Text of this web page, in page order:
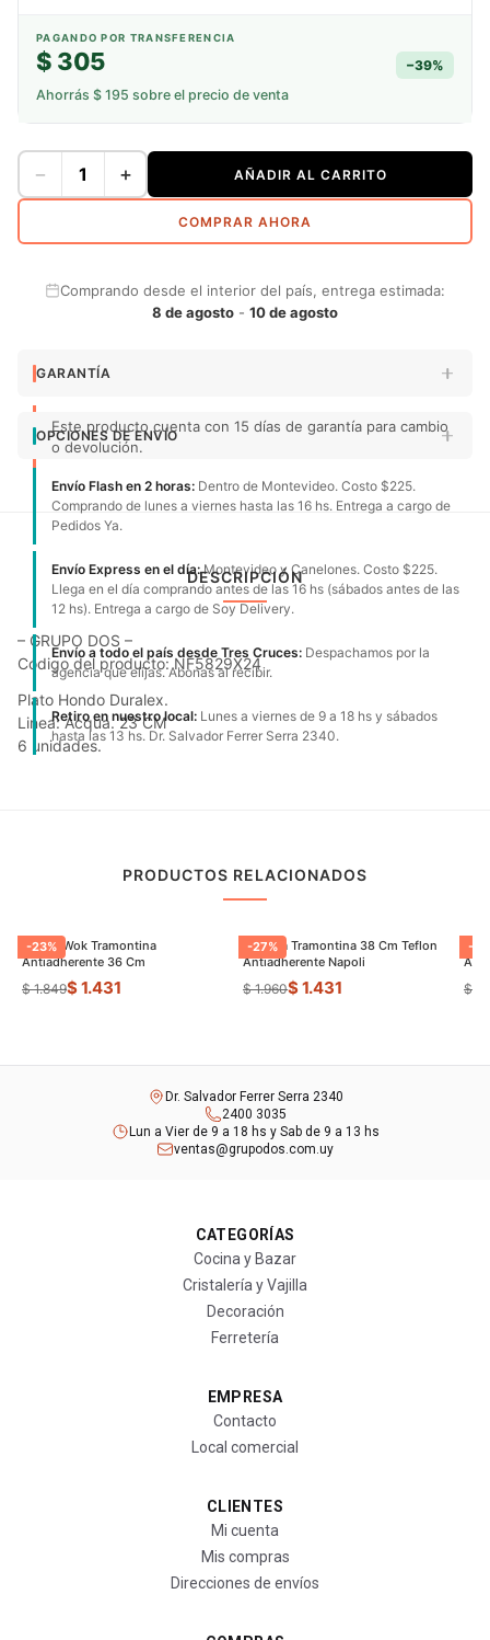
PAGANDO POR TRANSFERENCIA
$ 305 −39%
Ahorrás $ 195 sobre el precio de venta
− + AÑADIR AL CARRITO
COMPRAR AHORA
Comprando desde el interior del país, entrega estimada:
8 de agosto - 10 de agosto
GARANTÍA
Este producto cuenta con 15 días de garantía para cambio
o devolución.
OPCIONES DE ENVÍO
Envío Flash en 2 horas: Dentro de Montevideo. Costo $225.
Comprando de lunes a viernes hasta las 16 hs. Entrega a cargo de
Pedidos Ya.
Envío Express en el día:Montevideo y Canelones. Costo $225.
Llega en el día comprando antes de las 16 hs (sábados antes de las
12 hs). Entrega a cargo de Soy Delivery.
Envío a todo el país desde Tres Cruces: Despachamos por la
agencia que elijas. Abonas al recibir.
Retiro en nuestro local: Lunes a viernes de 9 a 18 hs y sábados
hasta las 13 hs. Dr. Salvador Ferrer Serra 2340.
DESCRIPCIÓN
– GRUPO DOS –
Código del producto: NF5829X24
Plato Hondo Duralex.
Linea: Acqua. 23 CM
6 unidades.
PRODUCTOS RELACIONADOS
-23%
Sarten Wok Tramontina
Antiadherente 36 Cm
$ 1.849$ 1.431
-27%
Paellera Tramontina 38 Cm Teflon
Antiadherente Napoli
$ 1.960$ 1.431
-
$
Dr. Salvador Ferrer Serra 2340
2400 3035
Lun a Vier de 9 a 18 hs y Sab de 9 a 13 hs
ventas@grupodos.com.uy
CATEGORÍAS
Cocina y Bazar
Cristalería y Vajilla
Decoración
Ferretería
EMPRESA
Contacto
Local comercial
CLIENTES
Mi cuenta
Mis compras
Direcciones de envíos